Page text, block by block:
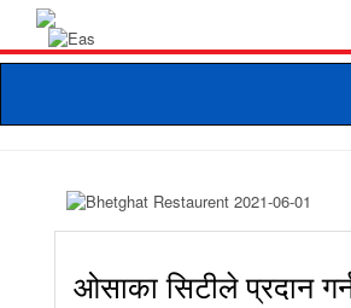
ओसाका सिटीले प्रदान